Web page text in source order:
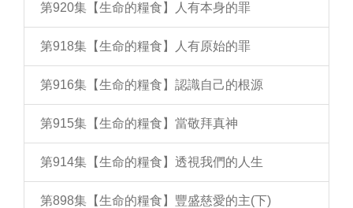
第920集【生命的糧食】人有本身的罪
第918集【生命的糧食】人有原始的罪
第916集【生命的糧食】認識自己的根源
第915集【生命的糧食】當敬拜真神
第914集【生命的糧食】透視我們的人生
第898集【生命的糧食】豐盛慈愛的主(下)